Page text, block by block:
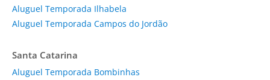
Aluguel Temporada Ilhabela
Aluguel Temporada Campos do Jordão
Santa Catarina
Aluguel Temporada Bombinhas